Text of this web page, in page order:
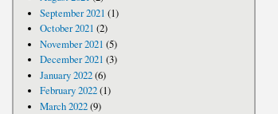
September 2021 (1)
October 2021 (2)
November 2021 (5)
December 2021 (3)
January 2022(6)
February 2022(1)
March 2022(9)